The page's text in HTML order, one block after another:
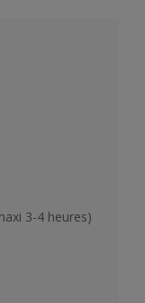
3-4 heures)